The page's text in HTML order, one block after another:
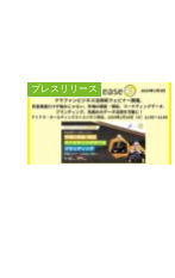
プレスリリース